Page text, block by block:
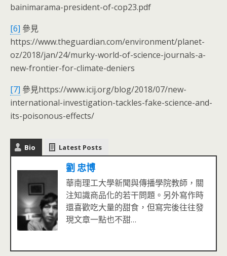
bainimarama-president-of-cop23.pdf
[6] 參見
https://www.theguardian.com/environment/planet-
oz/2018/jan/24/murky-world-of-science-journals-a-
new-frontier-for-climate-deniers
[7] 參見https://www.icij.org/blog/2018/07/new-
international-investigation-tackles-fake-science-and-
its-poisonous-effects/
Bio Latest Posts
劉 忠博
華南理工大學新聞與傳播學院教師，關
注知識商品化的若干問題。另外寫作時
還喜歡吃大量的甜食，但寫完後往往發
現文章一點也不甜…